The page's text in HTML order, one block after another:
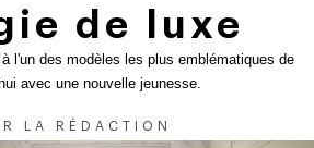
de luxe
l'un des modèles les plus emblématiques de
avec une nouvelle jeunesse.
LA RÉDACTION